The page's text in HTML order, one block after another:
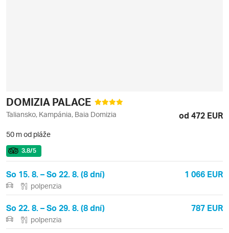
DOMIZIA PALACE
Taliansko, Kampánia, Baia Domizia od 472 EUR
50 m od pláže
3.8/5
So 15. 8. – So 22. 8. (8 dní) 1 066 EUR
polpenzia
So 22. 8. – So 29. 8. (8 dní) 787 EUR
polpenzia